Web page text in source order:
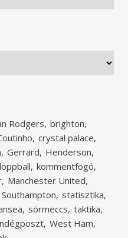
Rodgers brighton
crystal palace
Gerrard Henderson
kommentfogó
Manchester United
Southampton statisztika
sörmeccs taktika
West Ham